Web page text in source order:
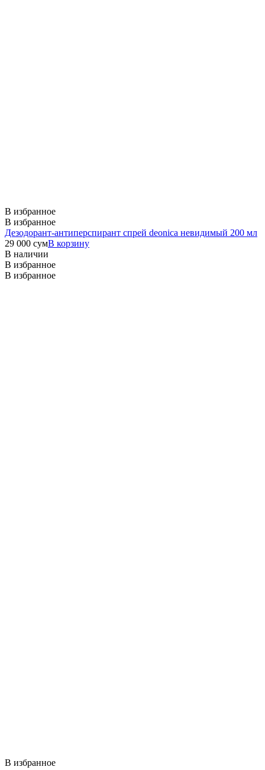
В избранное
В избранное
Дезодорант-антиперспирант спрей deonica невидимый 200 мл
29 000 сумВ корзину
В наличии
В избранное
В избранное
В избранное